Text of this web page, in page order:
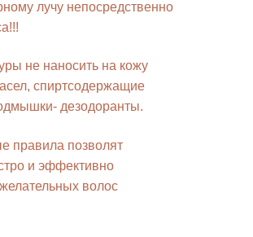
лучу непосредственно
не наносить на кожу
спиртсодержащие
дезодоранты.
правила позволят
и эффективно
волос